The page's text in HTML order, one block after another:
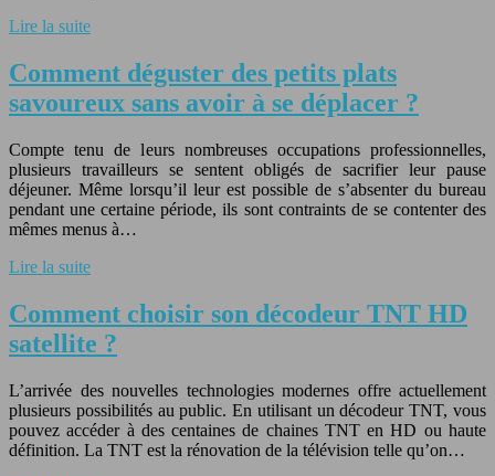
Lire la suite
Comment déguster des petits plats
savoureux sans avoir à se déplacer ?
Compte tenu de leurs nombreuses occupations professionnelles,
plusieurs travailleurs se sentent obligés de sacrifier leur pause
déjeuner. Même lorsqu’il leur est possible de s’absenter du bureau
pendant une certaine période, ils sont contraints de se contenter des
mêmes menus à…
Lire la suite
Comment choisir son décodeur TNT HD
satellite ?
L’arrivée des nouvelles technologies modernes offre actuellement
plusieurs possibilités au public. En utilisant un décodeur TNT, vous
pouvez accéder à des centaines de chaines TNT en HD ou haute
définition. La TNT est la rénovation de la télévision telle qu’on…